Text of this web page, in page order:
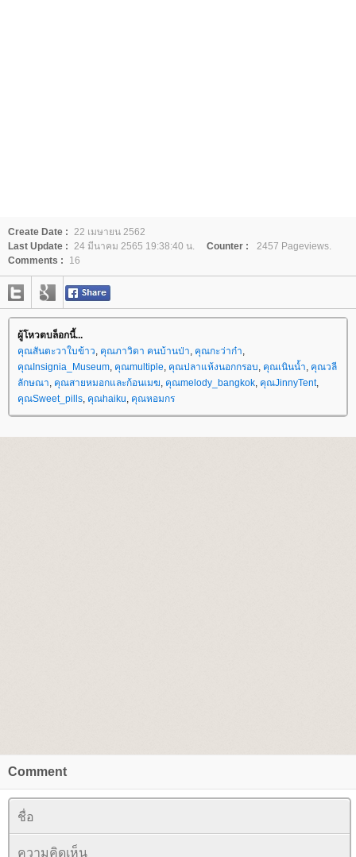
Create Date :
22 เมษายน 2562
Last Update :
24 มีนาคม 2565 19:38:40 น. Counter :
2457 Pageviews.
Comments :
16
ผู้โหวตบล็อกนี้...
คุณสันตะวาใบข้าว คุณภาวิดา คนบ้านป่า คุณกะว่าก๋า
คุณInsignia_Museum คุณmultiple คุณปลาแห้งนอกกรอบ คุณเนินน้ำ คุณวลี
ลักษณา คุณสายหมอกและก้อนเมฆ คุณmelody_bangkok คุณJinnyTent,
คุณSweet_pills คุณhaiku คุณหอมกร
Comment